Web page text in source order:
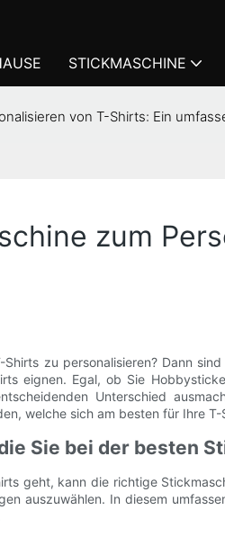
STICKMASCHINE
von T-Shirts: Ein
zum
zu personalisieren? Dann
eignen. Egal, ob Sie
Unterschied
welche sich am besten für Ihre
Sie bei der besten
geht, kann die richtige
auszuwählen. In diesem